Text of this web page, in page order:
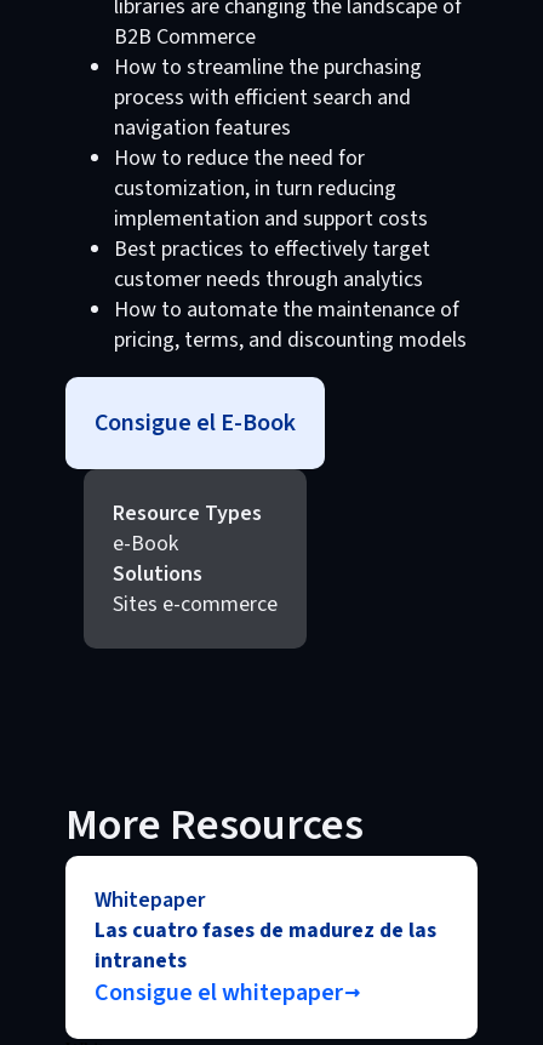
libraries are changing the landscape of
B2B Commerce
How to streamline the purchasing
process with efficient search and
navigation features
How to reduce the need for
customization, in turn reducing
implementation and support costs
Best practices to effectively target
customer needs through analytics
How to automate the maintenance of
pricing, terms, and discounting models
Consigue el E-Book
Resource Types
e-Book
Solutions
Sites e-commerce
More Resources
Whitepaper
Las cuatro fases de madurez de las
intranets
Consigue el whitepaper